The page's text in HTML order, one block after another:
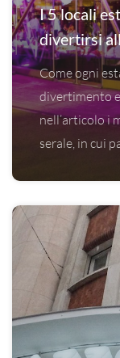
I 5 locali
divertirsi
Come ogni
divertimento
nell’articolo i
serale, in cui